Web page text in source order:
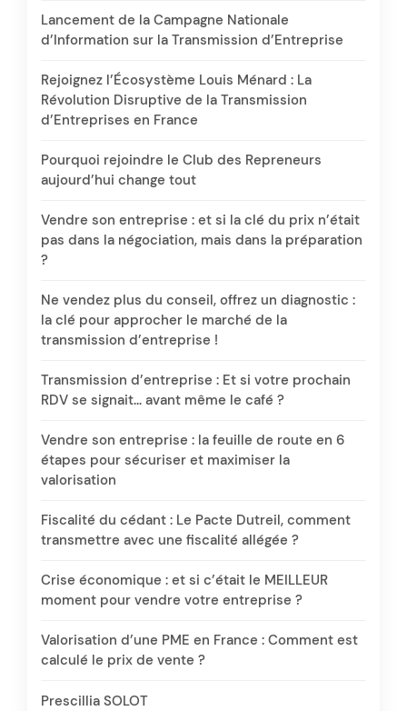
Lancement de la Campagne Nationale
d’Information sur la Transmission d’Entreprise
Rejoignez l’Écosystème Louis Ménard : La
Révolution Disruptive de la Transmission
d’Entreprises en France
Pourquoi rejoindre le Club des Repreneurs
aujourd’hui change tout
Vendre son entreprise : et si la clé du prix n’était
pas dans la négociation, mais dans la préparation
?
Ne vendez plus du conseil, offrez un diagnostic :
la clé pour approcher le marché de la
transmission d’entreprise !
Transmission d’entreprise : Et si votre prochain
RDV se signait… avant même le café ?
Vendre son entreprise : la feuille de route en 6
étapes pour sécuriser et maximiser la
valorisation
Fiscalité du cédant : Le Pacte Dutreil, comment
transmettre avec une fiscalité allégée ?
Crise économique : et si c’était le MEILLEUR
moment pour vendre votre entreprise ?
Valorisation d’une PME en France : Comment est
calculé le prix de vente ?
Prescillia SOLOT